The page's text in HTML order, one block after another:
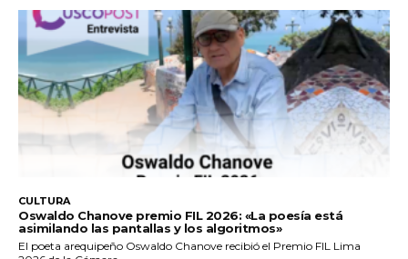
CULTURA
Oswaldo Chanove premio FIL 2026: «La poesía está
asimilando las pantallas y los algoritmos»
El poeta arequipeño Oswaldo Chanove recibió el Premio FIL Lima